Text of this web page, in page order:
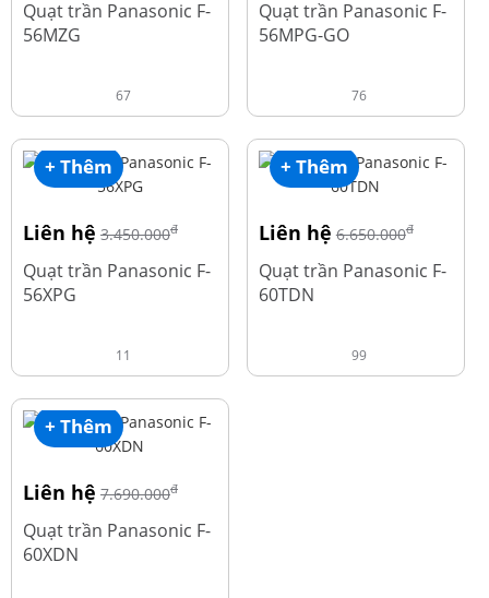
Quạt trần Panasonic F-
56MZG
67
Quạt trần Panasonic F-
56MPG-GO
76
+ Thêm
Liên hệ 3.450.000đ
Quạt trần Panasonic F-
56XPG
11
+ Thêm
Liên hệ 6.650.000đ
Quạt trần Panasonic F-
60TDN
99
+ Thêm
Liên hệ 7.690.000đ
Quạt trần Panasonic F-
60XDN